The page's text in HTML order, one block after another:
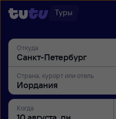
Туры
Откуда
Страна, курорт или отель
Когда